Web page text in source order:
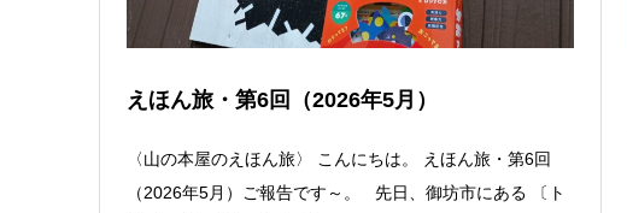
えほん旅・第6回（2026年5月）
〈山の本屋のえほん旅〉 こんにちは。 えほん旅・第6回
（2026年5月）ご報告です～。 先日、御坊市にある 〔ト